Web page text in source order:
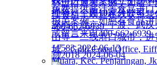
料进口通关案例，如需
理资料，欢迎在线联系
400-662-6939。
넶583 2024-06-13
经验，全国10家分公司
深圳、北京、宁波、武
山等一二线港口城市，
址：Gold Coast Office,
Muara, Kec. Penjaringan,
免费提供酱汁等食品进
报关案例，如您有食品
或留言来电400-662-6939
넶2018 2024-06-04